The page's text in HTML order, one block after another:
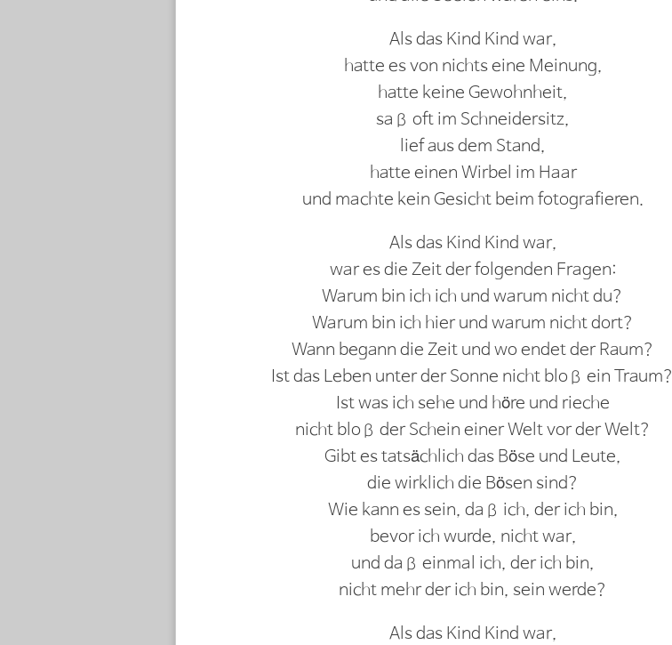
Als das Kind Kind war,
hatte es von nichts eine Meinung,
hatte keine Gewohnheit,
saß oft im Schneidersitz,
lief aus dem Stand,
hatte einen Wirbel im Haar
und machte kein Gesicht beim fotografieren.
Als das Kind Kind war,
war es die Zeit der folgenden Fragen:
Warum bin ich ich und warum nicht du?
Warum bin ich hier und warum nicht dort?
Wann begann die Zeit und wo endet der Raum?
Ist das Leben unter der Sonne nicht bloß ein Traum?
Ist was ich sehe und höre und rieche
nicht bloß der Schein einer Welt vor der Welt?
Gibt es tatsächlich das Böse und Leute,
die wirklich die Bösen sind?
Wie kann es sein, daß ich, der ich bin,
bevor ich wurde, nicht war,
und daß einmal ich, der ich bin,
nicht mehr der ich bin, sein werde?
Als das Kind Kind war,